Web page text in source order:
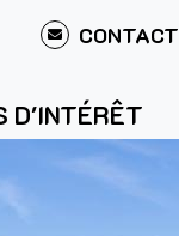
CONTACT
D'INTÉRÊT